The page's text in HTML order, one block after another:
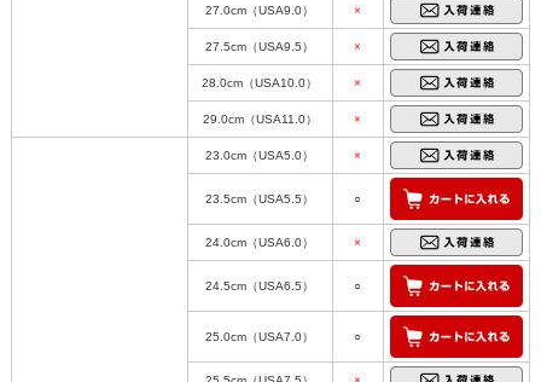
27.0cm（USA9.0） ×
27.5cm（USA9.5） ×
28.0cm（USA10.0） ×
29.0cm（USA11.0） ×
23.0cm（USA5.0） ×
23.5cm（USA5.5） ○
24.0cm（USA6.0） ×
24.5cm（USA6.5） ○
25.0cm（USA7.0） ○